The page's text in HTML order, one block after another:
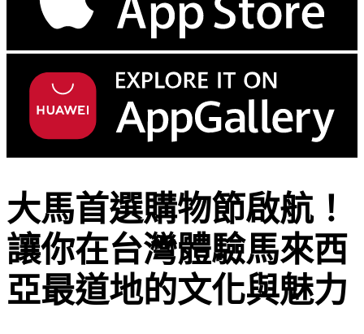
大馬首選購物節啟航！
讓你在台灣體驗馬來西
亞最道地的文化與魅力